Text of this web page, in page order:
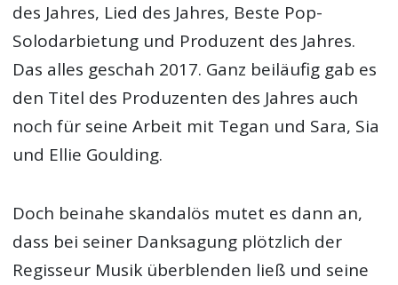
des Jahres, Lied des Jahres, Beste Pop-
Solodarbietung und Produzent des Jahres.
Das alles geschah 2017. Ganz beiläufig gab es
den Titel des Produzenten des Jahres auch
noch für seine Arbeit mit Tegan und Sara, Sia
und Ellie Goulding.
Doch beinahe skandalös mutet es dann an,
dass bei seiner Danksagung plötzlich der
Regisseur Musik überblenden ließ und seine